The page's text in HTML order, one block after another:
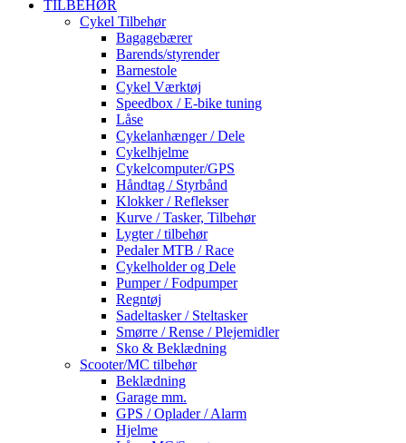
TILBEHØR
Cykel Tilbehør
Bagagebærer
Barends/styrender
Barnestole
Cykel Værktøj
Speedbox / E-bike tuning
Låse
Cykelanhænger / Dele
Cykelhjelme
Cykelcomputer/GPS
Håndtag / Styrbånd
Klokker / Reflekser
Kurve / Tasker, Tilbehør
Lygter / tilbehør
Pedaler MTB / Race
Cykelholder og Dele
Pumper / Fodpumper
Regntøj
Sadeltasker / Steltasker
Smørre / Rense / Plejemidler
Sko & Beklædning
Scooter/MC tilbehør
Beklædning
Garage mm.
GPS / Oplader / Alarm
Hjelme